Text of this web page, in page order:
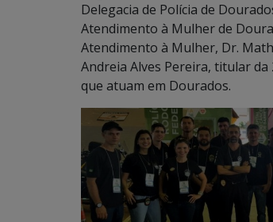
Delegacia de Polícia de
Atendimento à Mulher de
Atendimento à Mulher, Dr.
Andreia Alves Pereira, titular da
que atuam em Dourados.